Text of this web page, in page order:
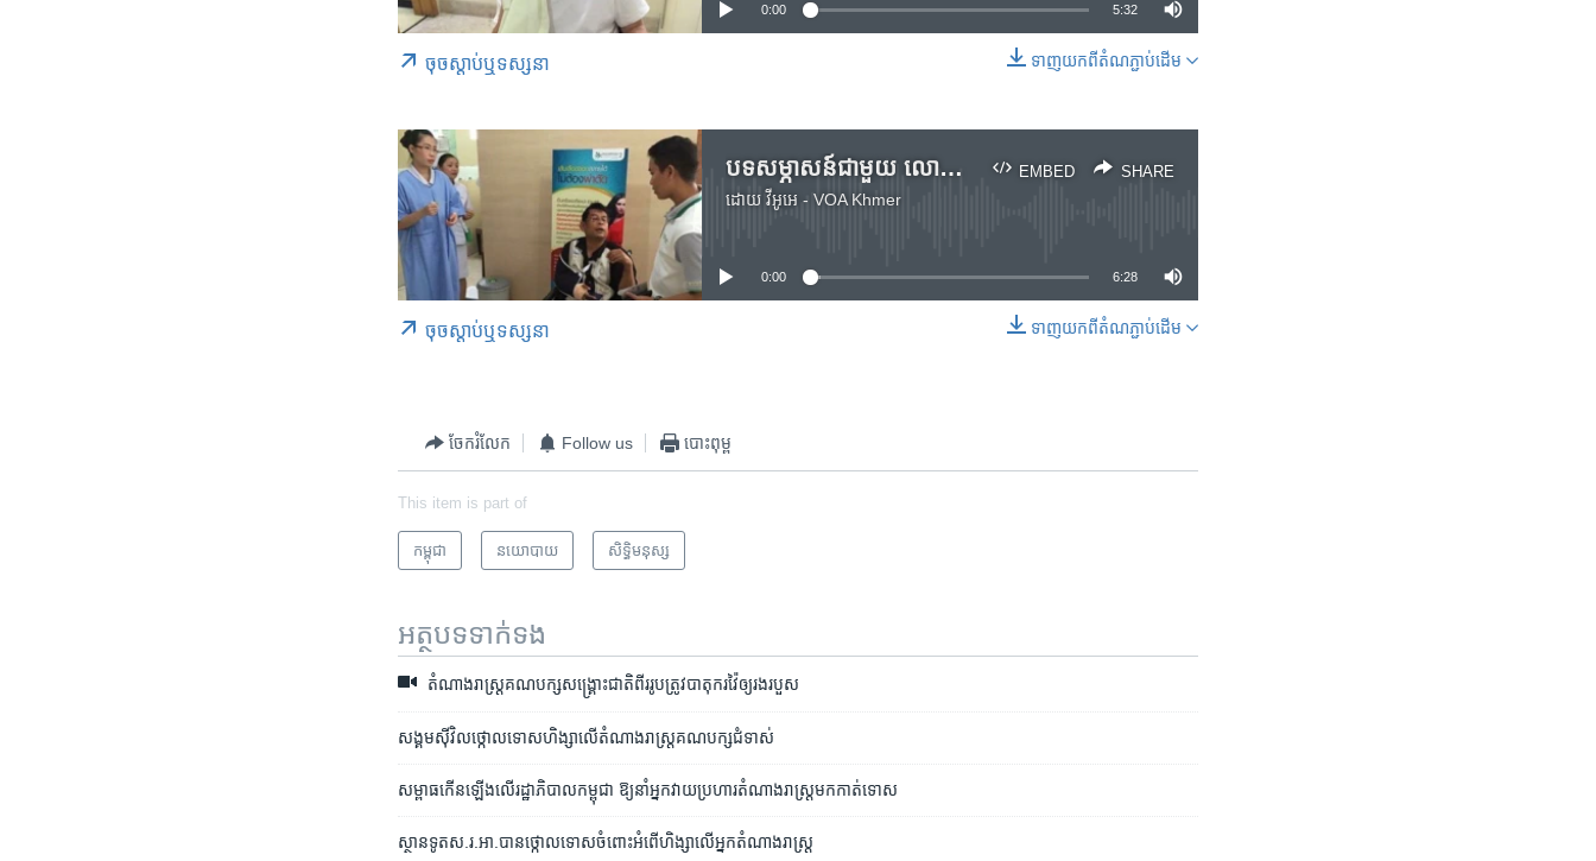
SHARE
0:00 5:32
ទាញ​យក​ពី​តំណភ្ជាប់​ដើម
ចុច​​ស្តាប់​ឬ​ទស្សនា
EMBED SHARE
បទសម្ភាសន៍​ជាមួយ​ លោក ​ញ៉យ ចំរើន​ ​តំណាង​រាស្ត្រ​គណបក្ស​សង្គ្រោះ​ជាតិដែល​រង​របួស
ដោយវីអូអេ - VOA Khmer
SHARE
No media source currently available
0:00 6:28
ទាញ​យក​ពី​តំណភ្ជាប់​ដើម
ចុច​​ស្តាប់​ឬ​ទស្សនា
ចែករំលែក Follow us បោះពុម្ព
This item is part of
កម្ពុជា នយោបាយ សិទ្ធិ​មនុស្ស
អត្ថបទ​ទាក់ទង
តំណាងរាស្ត្រ​គណបក្ស​សង្គ្រោះ​ជាតិ​ពីរ​រូប​ត្រូវ​បាតុករ​វ៉ៃ​ឲ្យ​រង​របួស
សង្គម​ស៊ីវិល​ថ្កោល​ទោស​ហិង្សា​លើ​តំណាង​រាស្ត្រ​គណបក្ស​ជំទាស់
សម្ពាធ​កើន​ឡើង​លើ​រដ្ឋាភិបាល​កម្ពុជា ឱ្យ​នាំ​អ្នក​វាយប្រហារ​តំណាងរាស្ត្រ​មក​កាត់ទោស
ស្ថានទូត​ស.រ.អា.​បាន​ថ្កោលទោស​ចំពោះ​អំពើ​ហិង្សា​លើ​អ្នក​តំណាង​រាស្ត្រ